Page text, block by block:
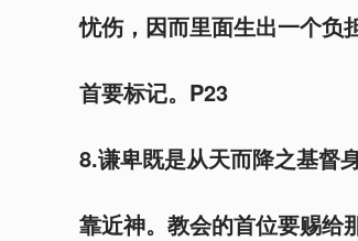
忧伤，因而里面生出一个负
首要标记。P23
8.谦卑既是从天而降之基督
靠近神。教会的首位要赐给